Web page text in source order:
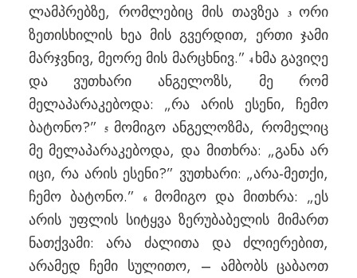
ლამპრებზე, რომლებიც მის თავზეა3 ორი
ზეთისხილის ხეა მის გვერდით, ერთი ჯამი
მარჯვნივ, მეორე მის მარცხნივ.” 4 ხმა გავიღე
და ვუთხარი ანგელოზს, მე რომ
მელაპარაკებოდა: „რა არის ესენი, ჩემო
ბატონო?”
5 მომიგო ანგელოზმა, რომელიც
მე მელაპარაკებოდა, და მითხრა: „განა არ
იცი, რა არის ესენი?” ვუთხარი: „არა-მეთქი,
ჩემო ბატონო.”6
მომიგო და მითხრა: „ეს
არის უფლის სიტყვა ზერუბაბელის მიმართ
ნათქვამი: არა ძალითა და ძლიერებით,
არამედ ჩემი სულითო, – ამბობს ცაბაოთ